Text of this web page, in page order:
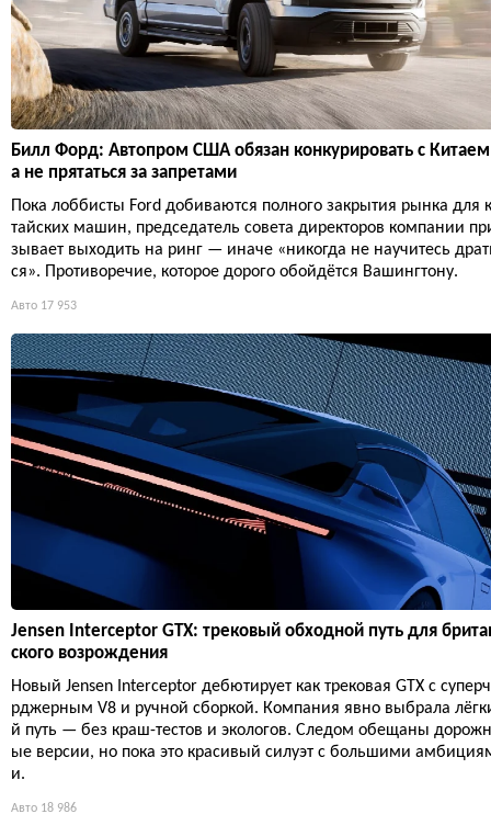
Билл Форд: Автопром США обязан конкурировать с
а не прятаться за запретами
Пока лоббисты Ford добиваются полного закрытия рынка для
тайских машин, председатель совета директоров компании
зывает выходить на ринг — иначе «никогда не научитесь
ся». Противоречие, которое дорого обойдётся Вашингтону.
Авто 17 953
Jensen Interceptor GTX: трековый обходной путь для
ского возрождения
Новый Jensen Interceptor дебютирует как трековая GTX с
рджерным V8 и ручной сборкой. Компания явно выбрала
й путь — без краш-тестов и экологов. Следом обещаны дорожн
ые версии, но пока это красивый силуэт с большими
и.
Авто 18 986